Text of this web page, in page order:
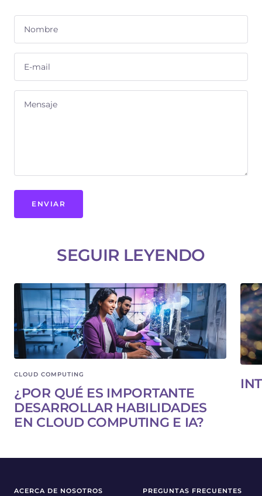
Nombre
E-mail
Mensaje
ENVIAR
SEGUIR LEYENDO
CLOUD COMPUTING
¿POR QUÉ ES IMPORTANTE
DESARROLLAR HABILIDADES
EN CLOUD COMPUTING E IA?
ACERCA DE NOSOTROS PREGUNTAS FRECUENTES